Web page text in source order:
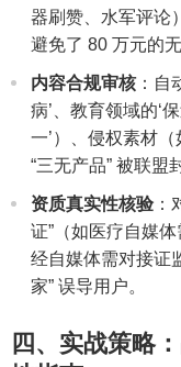
器刷赞、水军评论
避免了 80 万元的
内容合规审核：自
病’、教育领域的‘
一’）、侵权素材
“三无产品” 被联盟
资质真实性核验
证”（如医疗自媒
经自媒体需对接证
家” 误导用户。
四、实战策略